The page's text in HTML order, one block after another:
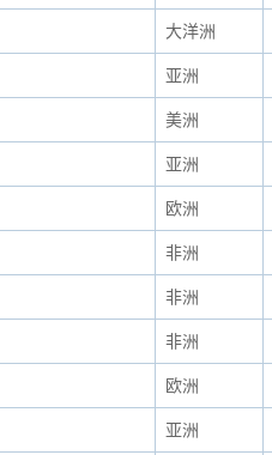
大洋洲
亚洲
美洲
亚洲
欧洲
非洲
非洲
非洲
欧洲
亚洲